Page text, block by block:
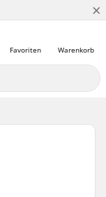
×
Warenkorb
Favoriten